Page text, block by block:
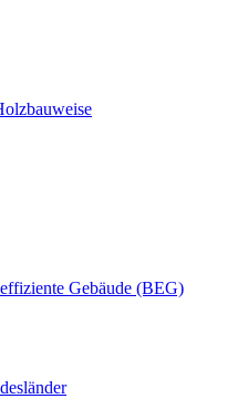
Gebäude (BEG)